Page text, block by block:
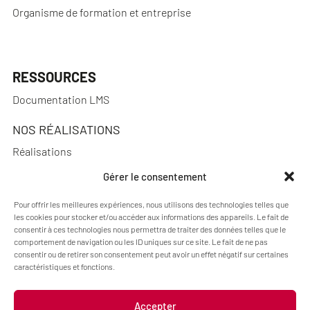
Gérer le consentement
Pour offrir les meilleures expériences, nous utilisons des technologies telles que
les cookies pour stocker et/ou accéder aux informations des appareils. Le fait de
consentir à ces technologies nous permettra de traiter des données telles que le
comportement de navigation ou les ID uniques sur ce site. Le fait de ne pas
consentir ou de retirer son consentement peut avoir un effet négatif sur certaines
caractéristiques et fonctions.
Accepter
Organisme de formation et entreprise
RESSOURCES
Documentation LMS
NOS RÉALISATIONS
Réalisations
A PROPOS
Actualités
Qui sommes-nous ?